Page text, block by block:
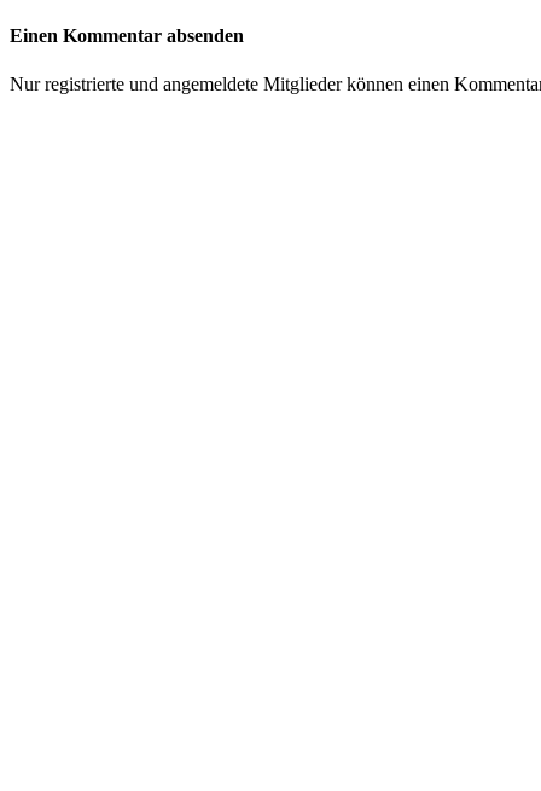
Einen Kommentar absenden
Nur registrierte und angemeldete Mitglieder können einen